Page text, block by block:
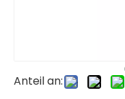
Anteil an: